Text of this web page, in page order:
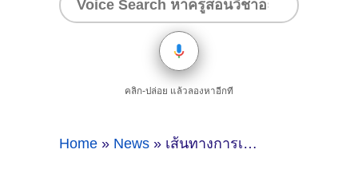
คลิก-ปล่อย แล้วลองหาอีกที
Home » News » เส้นทางการเป็นนายสิบตำรวจ ประทวน-สัญญาบัตร